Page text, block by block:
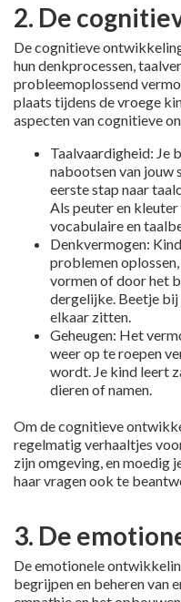
2. De
De cognitieve
hun denkprocessen,
probleemoplossend
plaats tijdens de vroege
aspecten van cognitieve
Taalvaardigheid: Je
nabootsen van jouw
eerste stap naar
Als peuter en
vocabulaire en
Denkvermogen:
problemen
vormen of door het
dergelijke. Beetje bij
elkaar zitten.
Geheugen: Het
weer op te roepen
wordt. Je kind leert
dieren of namen.
Om de cognitieve
regelmatig verhaaltjes
zijn omgeving, en moedig
haar vragen ook te
3. De
De emotionele
begrijpen en beheren van